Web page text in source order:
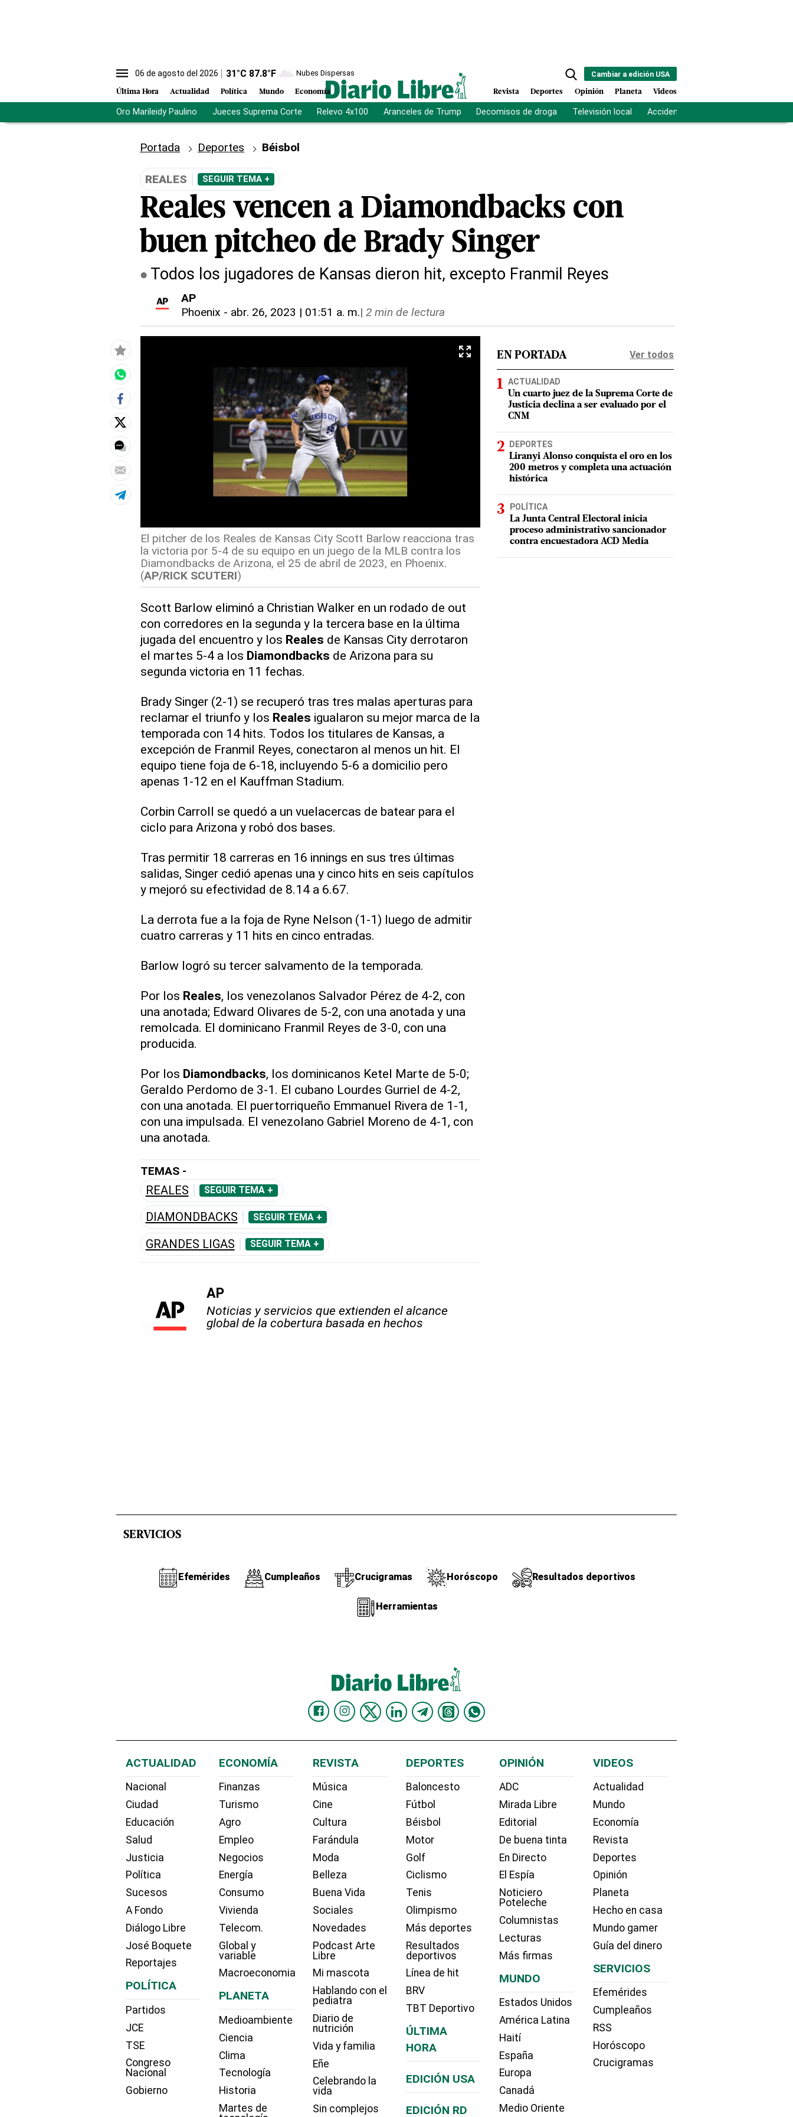
06 de agosto del 2026 31°C 87.8°F Nubes Dispersas
Última Hora Actualidad Política Mundo Economía
Cambiar a edición USA
Revista Deportes Opinión Planeta Videos
Oro Marileidy Paulino Jueces Suprema Corte Relevo 4x100 Aranceles de Trump Decomisos de droga Televisión local Accidente Los Ríos
Portada Deportes Béisbol
REALES SEGUIR TEMA +
Reales vencen a Diamondbacks con
buen pitcheo de Brady Singer
Todos los jugadores de Kansas dieron hit, excepto Franmil Reyes
AP
Phoenix - abr. 26, 2023 | 01:51 a. m.| 2 min de lectura
El pitcher de los Reales de Kansas City Scott Barlow reacciona tras
la victoria por 5-4 de su equipo en un juego de la MLB contra los
Diamondbacks de Arizona, el 25 de abril de 2023, en Phoenix.
(AP/RICK SCUTERI)
Scott Barlow eliminó a Christian Walker en un rodado de out
con corredores en la segunda y la tercera base en la última
jugada del encuentro y los Reales de Kansas City derrotaron
el martes 5-4 a los Diamondbacks de Arizona para su
segunda victoria en 11 fechas.
Brady Singer (2-1) se recuperó tras tres malas aperturas para
reclamar el triunfo y los Reales igualaron su mejor marca de la
temporada con 14 hits. Todos los titulares de Kansas, a
excepción de Franmil Reyes, conectaron al menos un hit. El
equipo tiene foja de 6-18, incluyendo 5-6 a domicilio pero
apenas 1-12 en el Kauffman Stadium.
Corbin Carroll se quedó a un vuelacercas de batear para el
ciclo para Arizona y robó dos bases.
Tras permitir 18 carreras en 16 innings en sus tres últimas
salidas, Singer cedió apenas una y cinco hits en seis capítulos
y mejoró su efectividad de 8.14 a 6.67.
La derrota fue a la foja de Ryne Nelson (1-1) luego de admitir
cuatro carreras y 11 hits en cinco entradas.
Barlow logró su tercer salvamento de la temporada.
Por los Reales, los venezolanos Salvador Pérez de 4-2, con
una anotada; Edward Olivares de 5-2, con una anotada y una
remolcada. El dominicano Franmil Reyes de 3-0, con una
producida.
Por los Diamondbacks, los dominicanos Ketel Marte de 5-0;
Geraldo Perdomo de 3-1. El cubano Lourdes Gurriel de 4-2,
con una anotada. El puertorriqueño Emmanuel Rivera de 1-1,
con una impulsada. El venezolano Gabriel Moreno de 4-1, con
una anotada.
TEMAS -
REALES SEGUIR TEMA +
DIAMONDBACKS SEGUIR TEMA +
GRANDES LIGAS SEGUIR TEMA +
AP
Noticias y servicios que extienden el alcance
global de la cobertura basada en hechos
EN PORTADA Ver todos
ACTUALIDAD
Un cuarto juez de la Suprema Corte de
Justicia declina a ser evaluado por el
CNM
DEPORTES
Liranyi Alonso conquista el oro en los
200 metros y completa una actuación
histórica
POLÍTICA
La Junta Central Electoral inicia
proceso administrativo sancionador
contra encuestadora ACD Media
SERVICIOS
Efemérides Cumpleaños Crucigramas Horóscopo Resultados deportivos
Herramientas
ACTUALIDAD
Nacional
Ciudad
Educación
Salud
Justicia
Política
Sucesos
A Fondo
Diálogo Libre
José Boquete
Reportajes
POLÍTICA
Partidos
JCE
TSE
Congreso
Nacional
Gobierno
ECONOMÍA
Finanzas
Turismo
Agro
Empleo
Negocios
Energía
Consumo
Vivienda
Telecom.
Global y
variable
Macroeconomia
PLANETA
Medioambiente
Ciencia
Clima
Tecnología
Historia
Martes de
REVISTA
Música
Cine
Cultura
Farándula
Moda
Belleza
Buena Vida
Sociales
Novedades
Podcast Arte
Libre
Mi mascota
Hablando con el
pediatra
Diario de
nutrición
Vida y familia
Eñe
Celebrando la
vida
Sin complejos
DEPORTES
Baloncesto
Fútbol
Béisbol
Motor
Golf
Ciclismo
Tenis
Olimpismo
Más deportes
Resultados
deportivos
Línea de hit
BRV
TBT Deportivo
ÚLTIMA
HORA
EDICIÓN USA
EDICIÓN RD
OPINIÓN
ADC
Mirada Libre
Editorial
De buena tinta
En Directo
El Espía
Noticiero
Poteleche
Columnistas
Lecturas
Más firmas
MUNDO
Estados Unidos
América Latina
Haití
España
Europa
Canadá
Medio Oriente
VIDEOS
Actualidad
Mundo
Economía
Revista
Deportes
Opinión
Planeta
Hecho en casa
Mundo gamer
Guía del dinero
SERVICIOS
Efemérides
Cumpleaños
RSS
Horóscopo
Crucigramas